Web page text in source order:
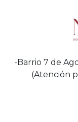
-Barrio 7 de
(Atención